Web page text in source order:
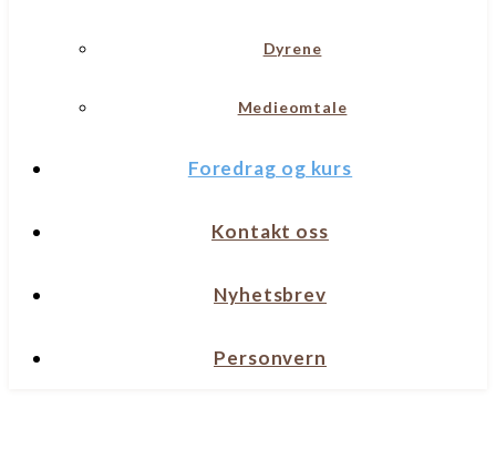
Dyrene
Medieomtale
Foredrag og kurs
Kontakt oss
Nyhetsbrev
Personvern